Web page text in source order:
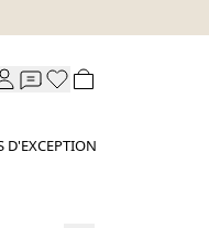
D'EXCEPTION